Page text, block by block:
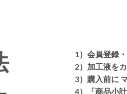
1）会員登録
2）加工液を
3）購入前に
4）「商品小